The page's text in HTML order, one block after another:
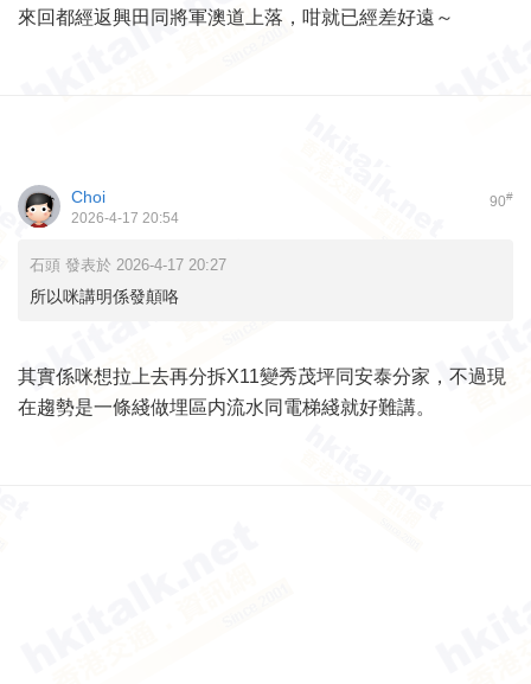
來回都經返興田同將軍澳道上落，咁就已經差好遠～
90#
Choi
2026-4-17 20:54
石頭 發表於 2026-4-17 20:27
所以咪講明係發顛咯
其實係咪想拉上去再分拆X11變秀茂坪同安泰分家，不過現
在趨勢是一條綫做埋區内流水同電梯綫就好難講。